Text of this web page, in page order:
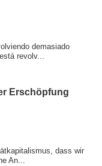
demasiado
revolv...
Erschöpfung
dass wir
An...